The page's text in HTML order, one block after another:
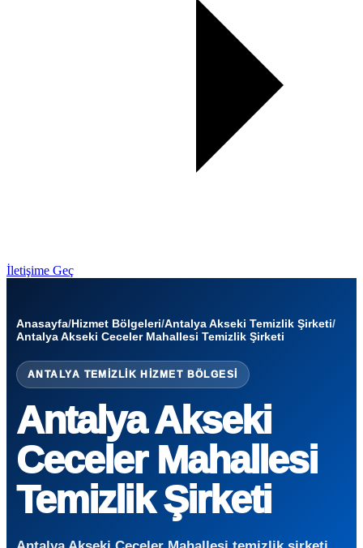
İletişime Geç
Anasayfa/Hizmet Bölgeleri/Antalya Akseki Temizlik Şirketi/
Antalya Akseki Ceceler Mahallesi Temizlik Şirketi
ANTALYA TEMIZLIK HIZMET BÖLGESI
Antalya Akseki
Ceceler Mahallesi
Temizlik Şirketi